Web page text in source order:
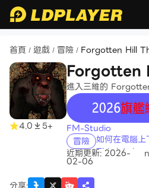
首頁 / 遊戲 / 冒險 / Forgotten Hill
4.0 5+
Forgotten
Axis
進入三維的
recommend
FM-Studio
冒險 如何在電腦
Third Axis
近期更新: 2026-
02-06